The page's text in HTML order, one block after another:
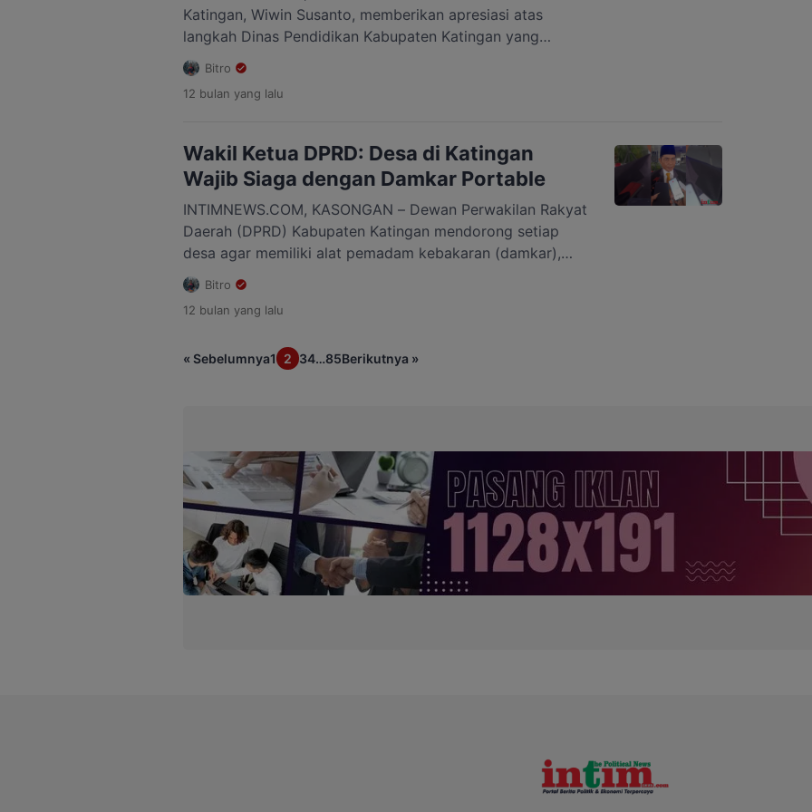
Katingan, Wiwin Susanto, memberikan apresiasi atas
langkah Dinas Pendidikan Kabupaten Katingan yang
menggelar sosialisasi terkait pengelolaan Dana Bantuan
Operasional Satuan Pendidikan (BOSP). Kegiatan ini juga
membahas perencanaan berbasis data (PBD), penggunaan
pendidikan SD, SMP, dan PAUD di Kabupaten Katingan.
Sosialisasi berlangsung […]
Bitro
12 bulan yang lalu
Wakil Ketua DPRD: Desa di Katingan
Wajib Siaga dengan Damkar Portable
INTIMNEWS.COM, KASONGAN – Dewan Perwakilan Rakyat
Daerah (DPRD) Kabupaten Katingan mendorong setiap
desa agar memiliki alat pemadam kebakaran (damkar),
khususnya jenis portable. Langkah ini dinilai penting untuk
mengantisipasi dan meminimalisir terjadinya kebakaran
hutan dan lahan (karhutla) maupun kebakaran rumah
Suriansyah, menegaskan bahwa kesiapan peralatan
Bitro
12 bulan yang lalu
« Sebelumnya1 2 34…85Berikutnya »